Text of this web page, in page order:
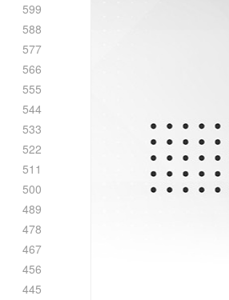
599
588
577
566
555
544
533
522
511
500
489
478
467
456
445